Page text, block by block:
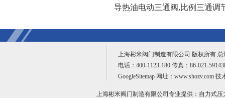
导热油电动三通阀,比例三通调
上海彬米阀门制造有限公司 版权所有
电话：400-1123-180 传真：86-021-
GoogleSitemap 网址：www.shozv.com 技
上海彬米阀门制造有限公司专业提供： 自力式压